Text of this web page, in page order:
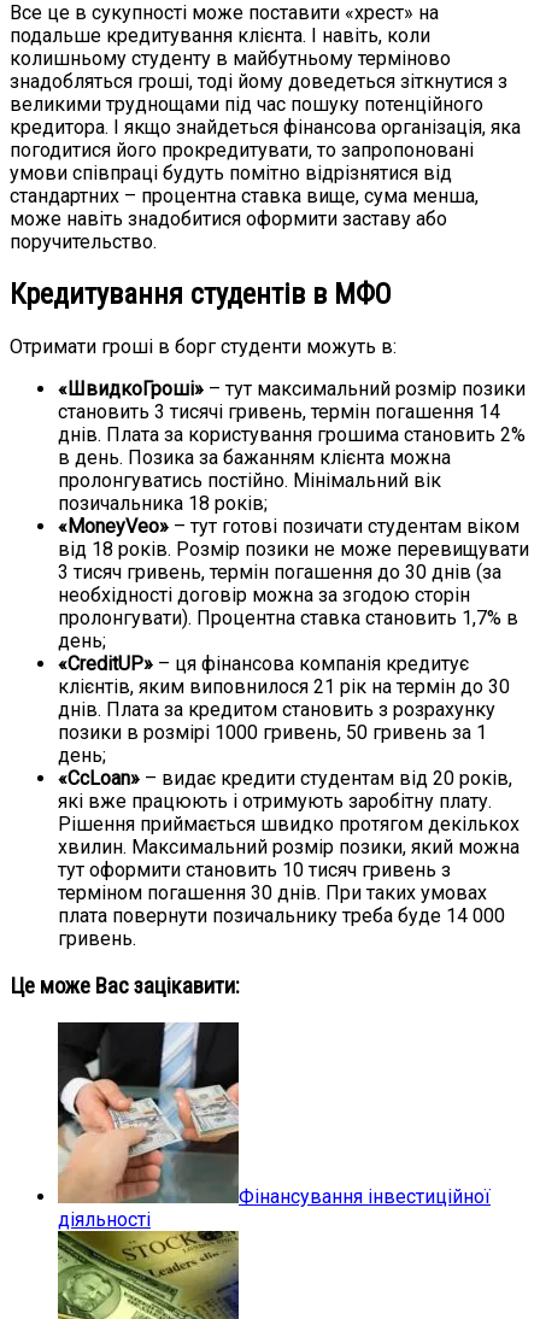
Все це в сукупності може поставити «хрест» на
подальше кредитування клієнта. І навіть, коли
колишньому студенту в майбутньому терміново
знадобляться гроші, тоді йому доведеться зіткнутися з
великими труднощами під час пошуку потенційного
кредитора. І якщо знайдеться фінансова організація, яка
погодитися його прокредитувати, то запропоновані
умови співпраці будуть помітно відрізнятися від
стандартних – процентна ставка вище, сума менша,
може навіть знадобитися оформити заставу або
поручительство.
Кредитування студентів в МФО
Отримати гроші в борг студенти можуть в:
«ШвидкоГроші» – тут максимальний розмір позики
становить 3 тисячі гривень, термін погашення 14
днів. Плата за користування грошима становить 2%
в день. Позика за бажанням клієнта можна
пролонгуватись постійно. Мінімальний вік
позичальника 18 років;
«MoneyVeo» – тут готові позичати студентам віком
від 18 років. Розмір позики не може перевищувати
3 тисяч гривень, термін погашення до 30 днів (за
необхідності договір можна за згодою сторін
пролонгувати). Процентна ставка становить 1,7% в
день;
«CreditUP» – ця фінансова компанія кредитує
клієнтів, яким виповнилося 21 рік на термін до 30
днів. Плата за кредитом становить з розрахунку
позики в розмірі 1000 гривень, 50 гривень за 1
день;
«CcLoan» – видає кредити студентам від 20 років,
які вже працюють і отримують заробітну плату.
Рішення приймається швидко протягом декількох
хвилин. Максимальний розмір позики, який можна
тут оформити становить 10 тисяч гривень з
терміном погашення 30 днів. При таких умовах
плата повернути позичальнику треба буде 14 000
гривень.
Це може Вас зацікавити:
Фінансування інвестиційної
діяльності